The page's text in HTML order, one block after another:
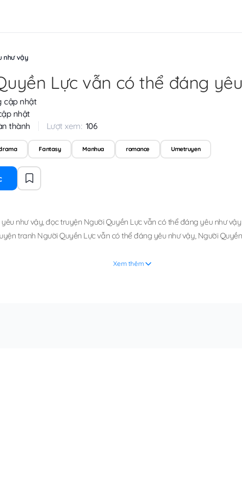
như vậy
Lực vẫn có thể đáng
cập nhật
nhật
thành Lượt xem: 106
Fantasy Manhua romance Umetruyen
như vậy,đọc truyện Người Quyền Lực vẫn có thể đáng yêu như
tranh Người Quyền Lực vẫn có thể đáng yêu như vậy, Người
Xem thêm